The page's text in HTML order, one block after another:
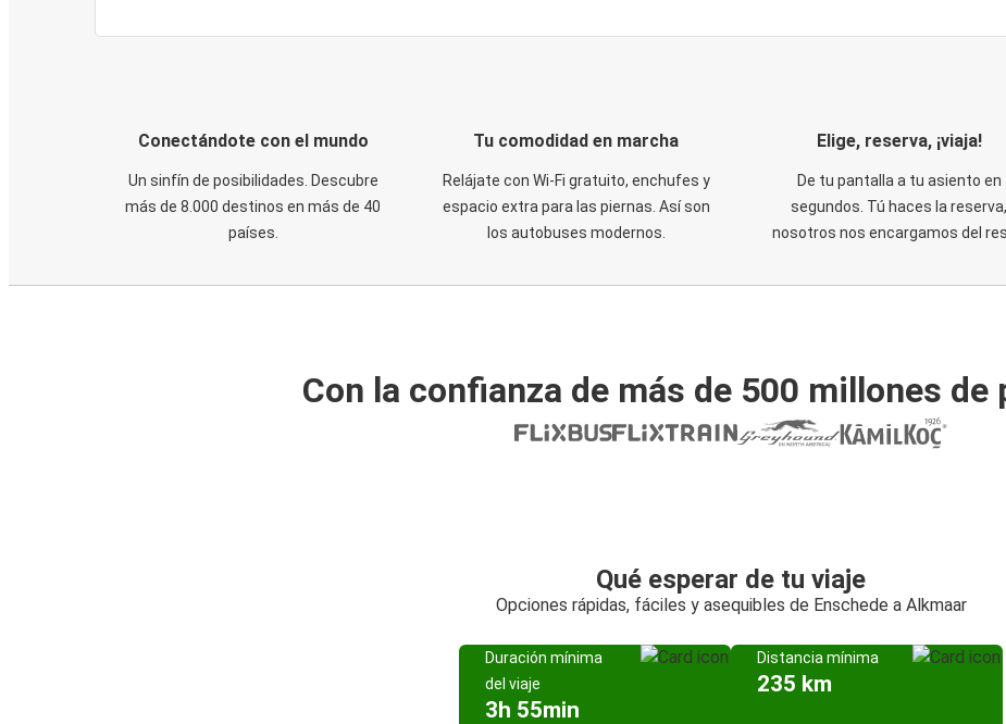
Conectándote con el mundo
Un sinfín de posibilidades. Descubre
más de 8.000 destinos en más de 40
países.
Tu comodidad en marcha
Relájate con Wi-Fi gratuito, enchufes y
espacio extra para las piernas. Así son
los autobuses modernos.
Elige, reserva, ¡viaja!
De tu pantalla a tu asiento en
segundos. Tú haces la reserva,
nosotros nos encargamos del
Con la confianza de más de 500 millones de
Qué esperar de tu viaje
Opciones rápidas, fáciles y asequibles de Enschede a Alkmaar
Duración mínima
del viaje
3h 55min
Distancia mínima
235 km